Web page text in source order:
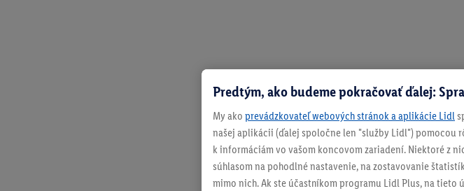
Predtým, ako budeme pokračovať ďalej:
My ako prevádzkovateľ webových stránok a aplikácie Lidl
našej aplikácii (ďalej spoločne len "služby Lidl") pomocou
k informáciám vo vašom koncovom zariadení. Niektoré z
súhlasom na pohodlné nastavenie, na zostavovanie
mimo nich. Ak ste účastníkom programu Lidl Plus, na tieto